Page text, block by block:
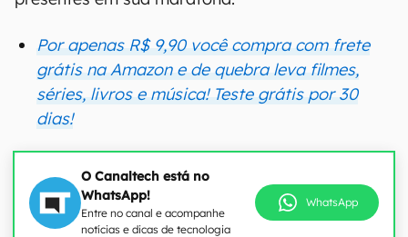
Por apenas R$ 9,90 você compra com frete
grátis na Amazon e de quebra leva filmes,
séries, livros e música! Teste grátis por 30
dias!
O Canaltech está no
WhatsApp!
Entre no canal e acompanhe
notícias e dicas de tecnologia
WhatsApp